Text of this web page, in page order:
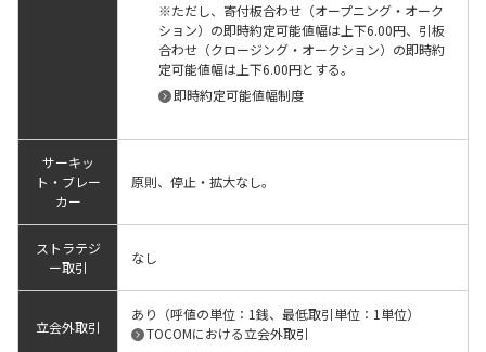
※ただし、寄付板合わせ（オープニング・オーク
ション）の即時約定可能値幅は上下6.00円、引板
合わせ（クロージング・オークション）の即時約
定可能値幅は上下6.00円とする。
即時約定可能値幅制度
サーキッ
ト・ブレー
カー
原則、停止・拡大なし。
ストラテジ
ー取引
なし
立会外取引
あり（呼値の単位：1銭、最低取引単位：1単位）
TOCOMにおける立会外取引